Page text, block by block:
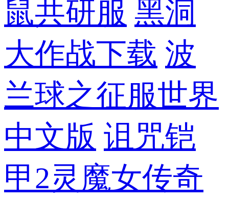
鼠共研服 黑洞
大作战下载 波
兰球之征服世界
中文版 诅咒铠
甲2灵魔女传奇